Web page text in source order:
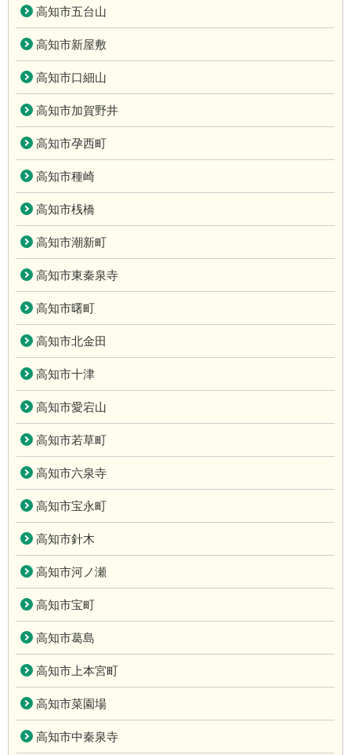
高知市五台山
高知市新屋敷
高知市口細山
高知市加賀野井
高知市孕西町
高知市種崎
高知市桟橋
高知市潮新町
高知市東秦泉寺
高知市曙町
高知市北金田
高知市十津
高知市愛宕山
高知市若草町
高知市六泉寺
高知市宝永町
高知市針木
高知市河ノ瀬
高知市宝町
高知市葛島
高知市上本宮町
高知市菜園場
高知市中秦泉寺